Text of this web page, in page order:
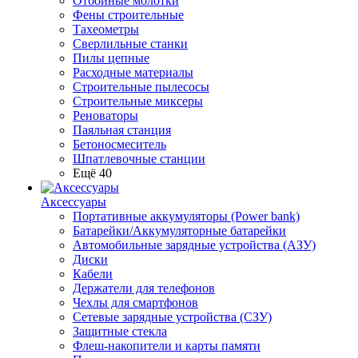
Фены строительные
Тахеометры
Сверлильные станки
Пилы цепные
Расходные материалы
Строительные пылесосы
Строительные миксеры
Реноваторы
Паяльная станция
Бетоносмеситель
Шпатлевочные станции
Ещё 40
Аксессуары
Портативные аккумуляторы (Power bank)
Батарейки/Аккумуляторные батарейки
Автомобильные зарядные устройства (АЗУ)
Диски
Кабели
Держатели для телефонов
Чехлы для смартфонов
Сетевые зарядные устройства (СЗУ)
Защитные стекла
Флеш-накопители и карты памяти